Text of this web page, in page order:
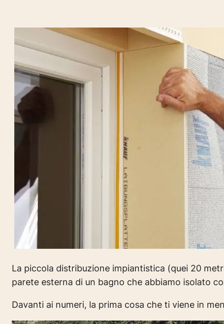
La piccola distribuzione impiantistica (quei 20
parete esterna di un bagno che abbiamo isolato
Davanti ai numeri, la prima cosa che ti viene in